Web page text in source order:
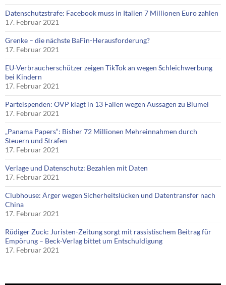
Datenschutzstrafe: Facebook muss in Italien 7 Millionen Euro zahlen
17. Februar 2021
Grenke – die nächste BaFin-Herausforderung?
17. Februar 2021
EU-Verbraucherschützer zeigen TikTok an wegen Schleichwerbung
bei Kindern
17. Februar 2021
Parteispenden: ÖVP klagt in 13 Fällen wegen Aussagen zu Blümel
17. Februar 2021
„Panama Papers“: Bisher 72 Millionen Mehreinnahmen durch
Steuern und Strafen
17. Februar 2021
Verlage und Datenschutz: Bezahlen mit Daten
17. Februar 2021
Clubhouse: Ärger wegen Sicherheitslücken und Datentransfer nach
China
17. Februar 2021
Rüdiger Zuck: Juristen-Zeitung sorgt mit rassistischem Beitrag für
Empörung – Beck-Verlag bittet um Entschuldigung
17. Februar 2021